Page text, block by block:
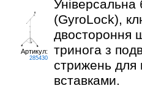
Артикул:
285430
Універсальна
(GyroLock),
двостороння
тринога з
стрижень для
вставками.